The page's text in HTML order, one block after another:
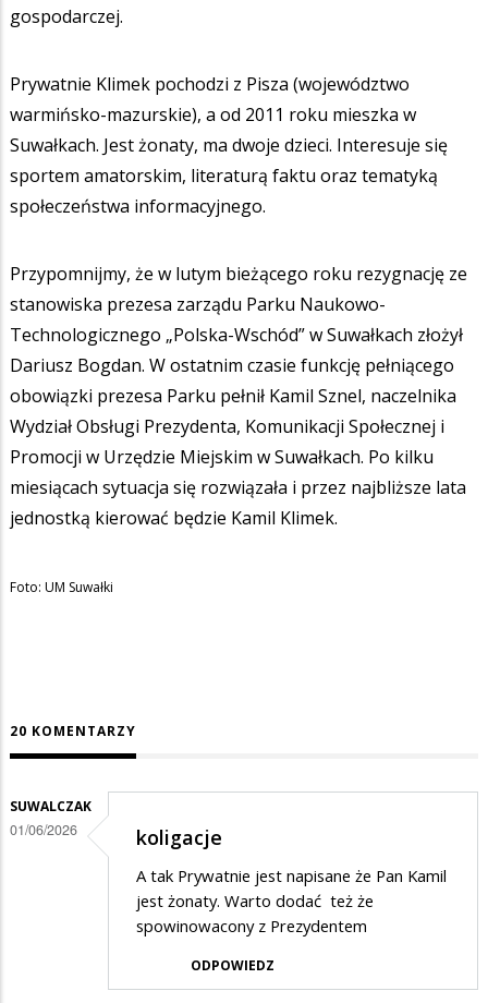
gospodarczej.
Prywatnie Klimek pochodzi z Pisza (województwo
warmińsko-mazurskie), a od 2011 roku mieszka w
Suwałkach. Jest żonaty, ma dwoje dzieci. Interesuje się
sportem amatorskim, literaturą faktu oraz tematyką
społeczeństwa informacyjnego.
Przypomnijmy, że w lutym bieżącego roku rezygnację ze
stanowiska prezesa zarządu Parku Naukowo-
Technologicznego „Polska-Wschód” w Suwałkach złożył
Dariusz Bogdan. W ostatnim czasie funkcję pełniącego
obowiązki prezesa Parku pełnił Kamil Sznel, naczelnika
Wydział Obsługi Prezydenta, Komunikacji Społecznej i
Promocji w Urzędzie Miejskim w Suwałkach. Po kilku
miesiącach sytuacja się rozwiązała i przez najbliższe lata
jednostką kierować będzie Kamil Klimek.
Foto: UM Suwałki
20 KOMENTARZY
SUWALCZAK
01/06/2026 koligacje
A tak Prywatnie jest napisane że Pan Kamil
jest żonaty. Warto dodać też że
spowinowacony z Prezydentem
ODPOWIEDZ